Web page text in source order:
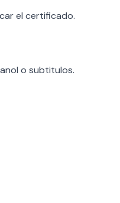
el certificado.
o subtitulos.